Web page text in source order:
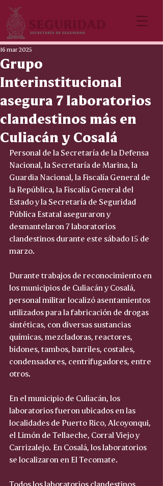
Grupo
Interinstitucional
asegura 7 laboratorios
clandestinos más en
Culiacán y Cosalá
16 mar 2025
Personal de la Secretaría de la Defensa
Nacional, la Secretaría de Marina, la
Guardia Nacional, la Fiscalía General de
la República, la Fiscalía General del
Estado y la Secretaría de Seguridad
Pública Estatal aseguraron y
desmantelaron 7 laboratorios
clandestinos durante este sábado 15 de
marzo.
Durante trabajos de reconocimiento en
los municipios de Culiacán y Cosalá,
personal militar localizó asentamientos
utilizados para la fabricación de drogas
sintéticas, con diversas sustancias
químicas, mezcladoras, reactores,
bidones, tambos, barriles, costales,
condensadores, centrifugadores, entre
otros.
En el municipio de Culiacán, los
laboratorios fueron ubicados en las
localidades de Puerto Rico, Alcoyonqui,
el Limón de Tellaeche, Corral Viejo y
Carrizalejo. En Cosalá, los laboratorios
se localizaron en El Tecomate.
Todos los laboratorios clandestinos